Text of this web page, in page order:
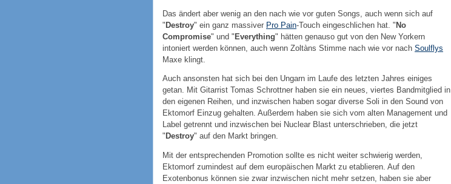
Das ändert aber wenig an den nach wie vor guten Songs, auch wenn sich auf
"Destroy" ein ganz massiver Pro Pain-Touch eingeschlichen hat. "No
Compromise" und "Everything" hätten genauso gut von den New Yorkern
intoniert werden können, auch wenn Zoltàns Stimme nach wie vor nach Soulflys
Maxe klingt.
Auch ansonsten hat sich bei den Ungarn im Laufe des letzten Jahres einiges
getan. Mit Gitarrist Tomas Schrottner haben sie ein neues, viertes Bandmitglied in
den eigenen Reihen, und inzwischen haben sogar diverse Soli in den Sound von
Ektomorf Einzug gehalten. Außerdem haben sie sich vom alten Management und
Label getrennt und inzwischen bei Nuclear Blast unterschrieben, die jetzt
" Destroy" auf den Markt bringen.
Mit der entsprechenden Promotion sollte es nicht weiter schwierig werden,
Ektomorf zumindest auf dem europäischen Markt zu etablieren. Auf den
Exotenbonus können sie zwar inzwischen nicht mehr setzen, haben sie aber